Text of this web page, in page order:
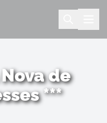
de
***